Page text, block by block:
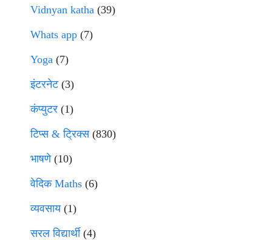
Vidnyan katha (39)
Whats app (7)
Yoga (7)
इंटरनेट(3)
कंप्युटर (1)
टिप्स & ट्रिक्स(830)
भाषणे(10)
वेदिक Maths (6)
व्यवसाय(1)
सरल विद्यार्थी(4)